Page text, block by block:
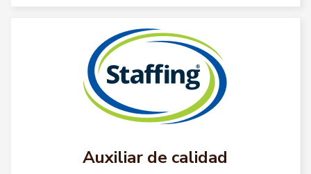
Auxiliar de calidad